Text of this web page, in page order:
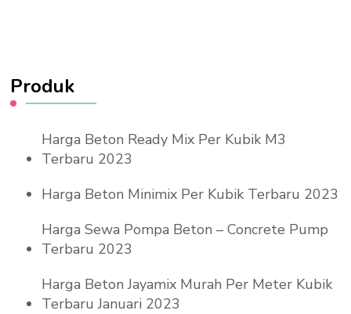
Produk
Harga Beton Ready Mix Per Kubik M3
Terbaru 2023
Harga Beton Minimix Per Kubik Terbaru 2023
Harga Sewa Pompa Beton – Concrete Pump
Terbaru 2023
Harga Beton Jayamix Murah Per Meter Kubik
Terbaru Januari 2023